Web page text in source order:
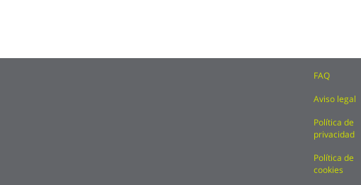
FAQ
Aviso legal
Política de
privacidad
Política de
cookies